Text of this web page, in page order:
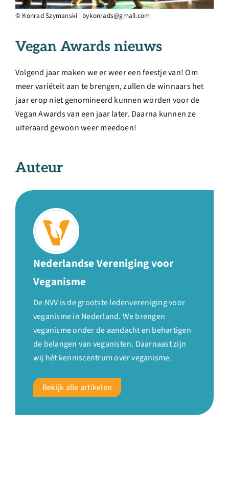
© Konrad Szymanski | bykonrads@gmail.com
Vegan Awards nieuws
Volgend jaar maken we er weer een feestje van! Om
meer variëteit aan te brengen, zullen de winnaars het
jaar erop niet genomineerd kunnen worden voor de
Vegan Awards van een jaar later. Daarna kunnen ze
uiteraard gewoon weer meedoen!
Auteur
Nederlandse Vereniging voor
Veganisme
De NVV is de grootste ledenvereniging voor
veganisme in Nederland. We brengen
veganisme onder de aandacht en behartigen
de belangen van veganisten. Daarnaast zijn
wij hét kenniscentrum over veganisme.
Bekijk alle artikelen